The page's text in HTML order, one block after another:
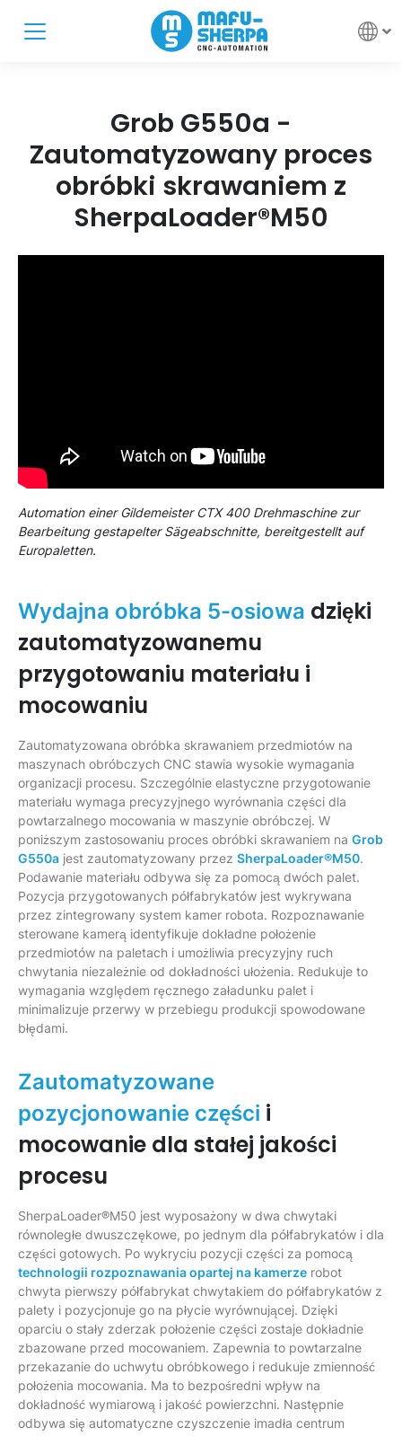
Grob G550a -
Zautomatyzowany proces
obróbki skrawaniem z
SherpaLoader®M50
Automation einer Gildemeister CTX 400 Drehmaschine zur
Bearbeitung gestapelter Sägeabschnitte, bereitgestellt auf
Europaletten.
Wydajna obróbka 5-osiowa dzięki
zautomatyzowanemu
przygotowaniu materiału i
mocowaniu
Zautomatyzowana obróbka skrawaniem przedmiotów na
maszynach obróbczych CNC stawia wysokie wymagania
organizacji procesu. Szczególnie elastyczne przygotowanie
materiału wymaga precyzyjnego wyrównania części dla
powtarzalnego mocowania w maszynie obróbczej. W
poniższym zastosowaniu proces obróbki skrawaniem na Grob
G550a jest zautomatyzowany przez SherpaLoader®M50.
Podawanie materiału odbywa się za pomocą dwóch palet.
Pozycja przygotowanych półfabrykatów jest wykrywana
przez zintegrowany system kamer robota. Rozpoznawanie
sterowane kamerą identyfikuje dokładne położenie
przedmiotów na paletach i umożliwia precyzyjny ruch
chwytania niezależnie od dokładności ułożenia. Redukuje to
wymagania względem ręcznego załadunku palet i
minimalizuje przerwy w przebiegu produkcji spowodowane
błędami.
Zautomatyzowane
pozycjonowanie części i
mocowanie dla stałej jakości
procesu
SherpaLoader®M50 jest wyposażony w dwa chwytaki
równoległe dwuszczękowe, po jednym dla półfabrykatów i dla
części gotowych. Po wykryciu pozycji części za pomocą
technologii rozpoznawania opartej na kamerze robot
chwyta pierwszy półfabrykat chwytakiem do półfabrykatów z
palety i pozycjonuje go na płycie wyrównującej. Dzięki
oparciu o stały zderzak położenie części zostaje dokładnie
zbazowane przed mocowaniem. Zapewnia to powtarzalne
przekazanie do uchwytu obróbkowego i redukuje zmienność
położenia mocowania. Ma to bezpośredni wpływ na
dokładność wymiarową i jakość powierzchni. Następnie
odbywa się automatyczne czyszczenie imadła centrum